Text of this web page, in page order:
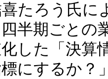
長率とチャ
たろう氏に
半期ごとの
した「決算